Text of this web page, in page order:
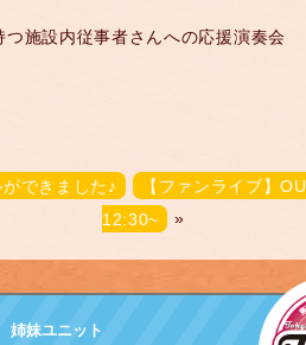
つ施設内従事者さんへの応援演奏会
できました♪
【ファンライブ】
12:30~
»
姉妹ユニット